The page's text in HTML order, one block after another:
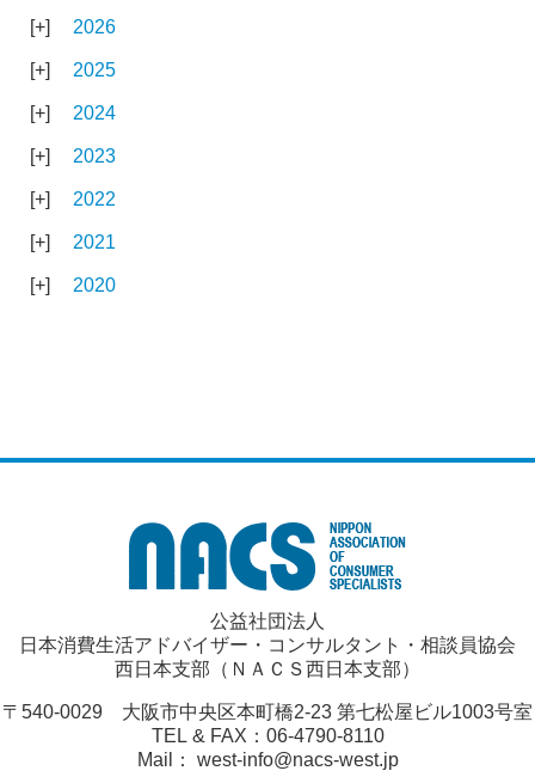
2026
2025
2024
2023
2022
2021
2020
公益社団法人
日本消費生活アドバイザー・コンサルタント・相談員協会
西日本支部（ＮＡＣＳ西日本支部）
〒540-0029 大阪市中央区本町橋2-23 第七松屋ビル1003号室
TEL & FAX：06-4790-8110
Mail： west-info@nacs-west.jp